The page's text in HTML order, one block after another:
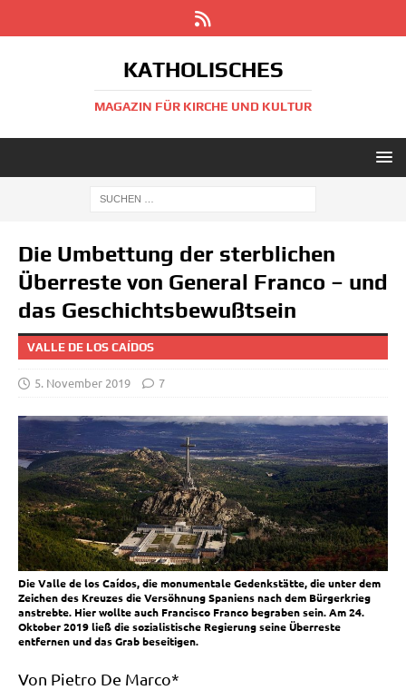
KATHOLISCHES
MAGAZIN FÜR KIRCHE UND KULTUR
Die Umbettung der sterblichen
Überreste von General Franco – und
das Geschichtsbewußtsein
VALLE DE LOS CAÍDOS
5. November 2019 7
Die Valle de los Caídos, die monumentale Gedenkstätte, die unter dem
Zeichen des Kreuzes die Versöhnung Spaniens nach dem Bürgerkrieg
anstrebte. Hier wollte auch Francisco Franco begraben sein. Am 24.
Oktober 2019 ließ die sozialistische Regierung seine Überreste
entfernen und das Grab beseitigen.
Von Pie­tro De Marco*